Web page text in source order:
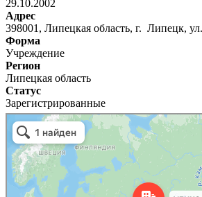
29.10.2002
Адрес
398001, Липецкая область, г. Липецк,
Форма
Учреждение
Регион
Липецкая область
Статус
Зарегистрированные